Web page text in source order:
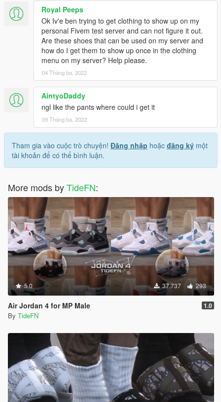
Royal Peeps
Ok Iv'e ben trying to get clothing to show up on my
personal Fivem test server and can not figure it out.
Are these shoes that can be used on my server and
how do I get them to show up once in the clothing
menu on my server? Help please.
04 Tháng ba, 2022
AintyoDaddy
ngl like the pants where could i get it
09 Tháng ba, 2022
Tham gia vào cuộc trò chuyện! Đăng nhập hoặc đăng ký một
tài khoản để có thể bình luận.
More mods byTideFN:
5.0 37.737 293
Air Jordan 4 for MP Male 1.0
By TideFN